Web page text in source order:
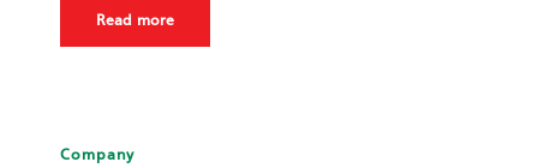
Read more
Company